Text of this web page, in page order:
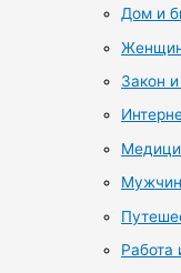
Дом и
Закон
Работа